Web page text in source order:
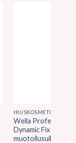
HIUSKOSMETIIKKA
Wella
Dynamic Fix 45
muotoilusuihke 500